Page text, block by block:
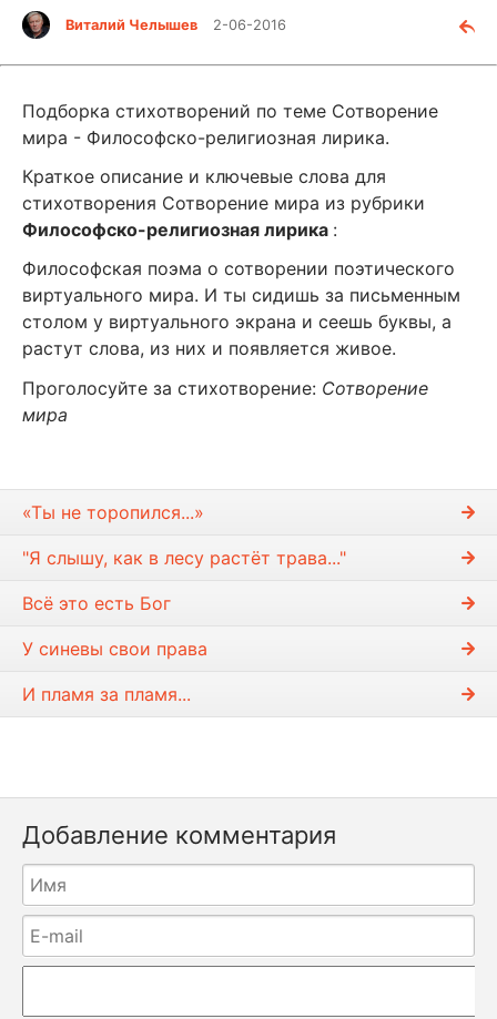
Виталий Челышев 2-06-2016
Подборка стихотворений по теме Сотворение
мира - Философско-религиозная лирика.
Краткое описание и ключевые слова для
стихотворения Сотворение мира из рубрики
Философско-религиозная лирика :
Философская поэма о сотворении поэтического
виртуального мира. И ты сидишь за письменным
столом у виртуального экрана и сеешь буквы, а
растут слова, из них и появляется живое.
Проголосуйте за стихотворение: Сотворение
мира
«Ты не торопился...»
"Я слышу, как в лесу растёт трава..."
Всё это есть Бог
У синевы свои права
И пламя за пламя...
Добавление комментария